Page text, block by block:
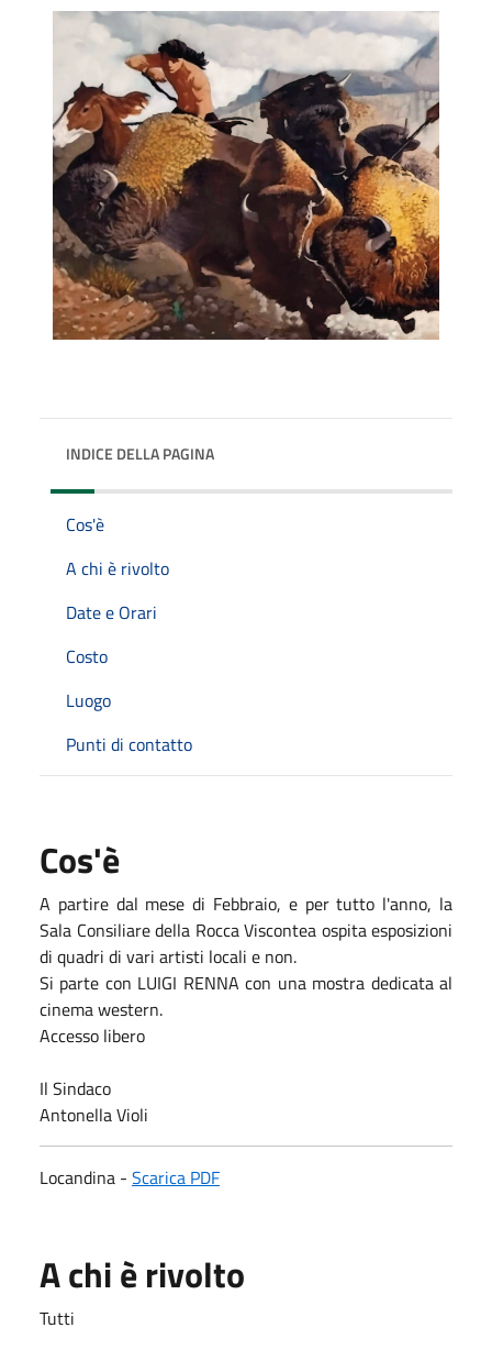
INDICE DELLA PAGINA
Cos'è
A chi è rivolto
Date e Orari
Costo
Luogo
Punti di contatto
Cos'è
A partire dal mese di Febbraio, e per tutto l'anno, la
Sala Consiliare della Rocca Viscontea ospita esposizioni
di quadri di vari artisti locali e non.
Si parte con LUIGI RENNA con una mostra dedicata al
cinema western.
Accesso libero
Il Sindaco
Antonella Violi
Locandina - Scarica PDF
A chi è rivolto
Tutti